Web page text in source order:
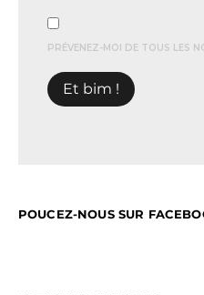
PRÉVENEZ-MOI DE TOUS LES
POUCEZ-NOUS SUR